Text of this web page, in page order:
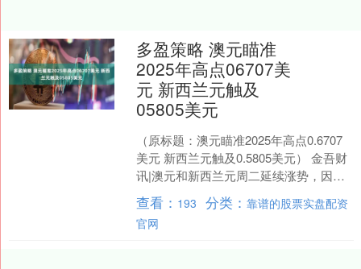
多盈策略 澳元瞄准
2025年高点06707美
元 新西兰元触及
05805美元
（原标题：澳元瞄准2025年高点0.6707
美元 新西兰元触及0.5805美元） 金吾财
讯|澳元和新西兰元周二延续涨势，因全
球股市上涨和大宗商品价格飙升。澳元
兑....
查看： 193 分类：靠谱的股票实盘配资
官网